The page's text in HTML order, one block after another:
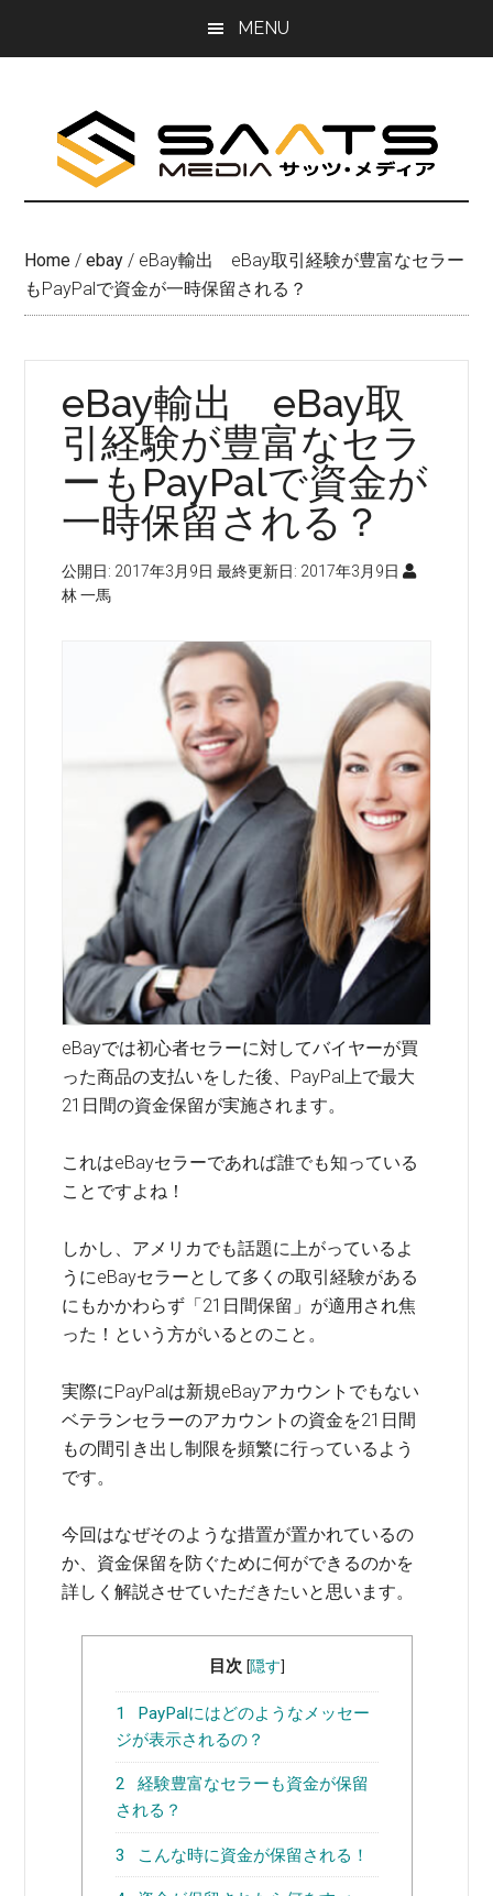
MENU
Home / ebay / eBay輸出 eBay取引経験が豊富なセラー
もPayPalで資金が一時保留される？
eBay輸出 eBay取
引経験が豊富なセラ
ーもPayPalで資金が
一時保留される？
公開日: 2017年3月9日 最終更新日: 2017年3月9日
林 一馬
eBayでは初心者セラーに対してバイヤーが買
った商品の支払いをした後、PayPal上で最大
21日間の資金保留が実施されます。
これはeBayセラーであれば誰でも知っている
ことですよね！
しかし、アメリカでも話題に上がっているよ
うにeBayセラーとして多くの取引経験がある
にもかかわらず「21日間保留」が適用され焦
った！という方がいるとのこと。
実際にPayPalは新規eBayアカウントでもない
ベテランセラーのアカウントの資金を21日間
もの間引き出し制限を頻繁に行っているよう
です。
今回はなぜそのような措置が置かれているの
か、資金保留を防ぐために何ができるのかを
詳しく解説させていただきたいと思います。
目次 [隠す]
1
PayPalにはどのようなメッセー
ジが表示されるの？
2
経験豊富なセラーも資金が保留
される？
3 こんな時に資金が保留される！